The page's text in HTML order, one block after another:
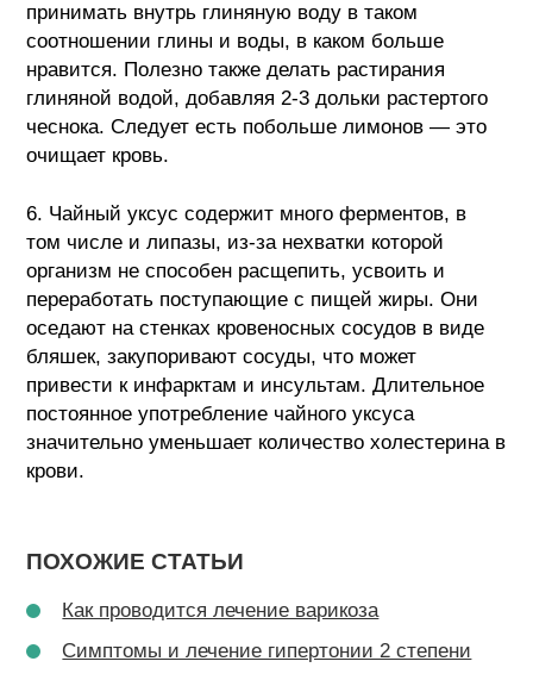
принимать внутрь глиняную воду в таком
соотношении глины и воды, в каком больше
нравится. Полезно также делать растирания
глиняной водой, добавляя 2-3 дольки растертого
чеснока. Следует есть побольше лимонов — это
очищает кровь.
6. Чайный уксус содержит много ферментов, в
том числе и липазы, из-за нехватки которой
организм не способен расщепить, усвоить и
переработать поступающие с пищей жиры. Они
оседают на стенках кровеносных сосудов в виде
бляшек, закупоривают сосуды, что может
привести к инфарктам и инсультам. Длительное
постоянное употребление чайного уксуса
значительно уменьшает количество холестерина в
крови.
ПОХОЖИЕ СТАТЬИ
Как проводится лечение варикоза
Симптомы и лечение гипертонии 2 степени